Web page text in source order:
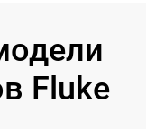
Fluke